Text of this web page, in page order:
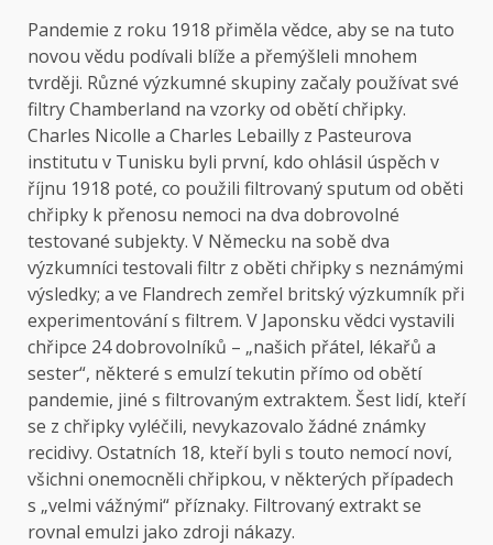
Pandemie z roku 1918 přiměla vědce, aby se na tuto
novou vědu podívali blíže a přemýšleli mnohem
tvrději. Různé výzkumné skupiny začaly používat své
filtry Chamberland na vzorky od obětí chřipky.
Charles Nicolle a Charles Lebailly z Pasteurova
institutu v Tunisku byli první, kdo ohlásil úspěch v
říjnu 1918 poté, co použili filtrovaný sputum od oběti
chřipky k přenosu nemoci na dva dobrovolné
testované subjekty. V Německu na sobě dva
výzkumníci testovali filtr z oběti chřipky s neznámými
výsledky; a ve Flandrech zemřel britský výzkumník při
experimentování s filtrem. V Japonsku vědci vystavili
chřipce 24 dobrovolníků – „našich přátel, lékařů a
sester“, některé s emulzí tekutin přímo od obětí
pandemie, jiné s filtrovaným extraktem. Šest lidí, kteří
se z chřipky vyléčili, nevykazovalo žádné známky
recidivy. Ostatních 18, kteří byli s touto nemocí noví,
všichni onemocněli chřipkou, v některých případech
s „velmi vážnými“ příznaky. Filtrovaný extrakt se
rovnal emulzi jako zdroji nákazy.